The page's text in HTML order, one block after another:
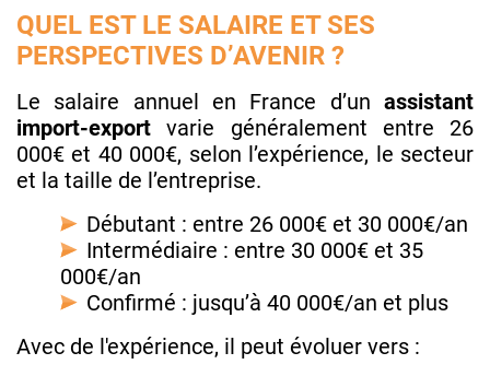
QUEL EST LE SALAIRE ET SES
PERSPECTIVES D’AVENIR ?
Le salaire annuel en France d’un assistant
import-export varie généralement entre 26
000€ et 40 000€, selon l’expérience, le secteur
et la taille de l’entreprise.
Débutant : entre 26 000€ et 30 000€/an
Intermédiaire : entre 30 000€ et 35
000€/an
Confirmé : jusqu’à 40 000€/an et plus
Avec de l'expérience, il peut évoluer vers :